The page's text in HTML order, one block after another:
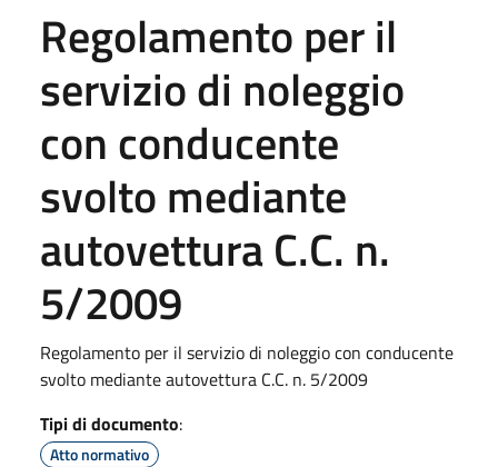
Regolamento per il
servizio di noleggio
con conducente
svolto mediante
autovettura C.C. n.
5/2009
Regolamento per il servizio di noleggio con conducente
svolto mediante autovettura C.C. n. 5/2009
Tipi di documento:
Atto normativo